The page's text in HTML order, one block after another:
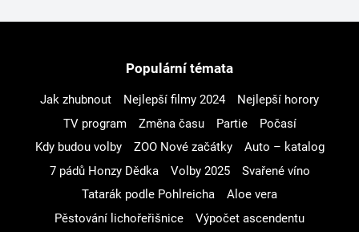
Populární témata
Jak zhubnout Nejlepší filmy 2024
Nejlepší horory
TV program
Změna času Partie
Počasí
Kdy budou volby
ZOO Nové začátky
Auto – katalog
7 pádů Honzy Dědka
Volby 2025
Svařené víno
Tatarák podle Pohlreicha
Aloe vera
Pěstování lichořeřišnice
Výpočet ascendentu